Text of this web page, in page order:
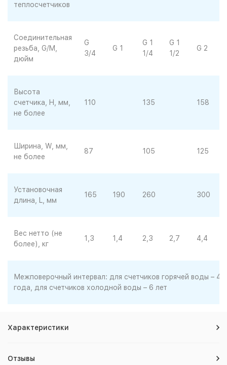
теплосчетчиков
Соединительная
резьба, G/M,
дюйм
G
3/4
G 1
G 1
1/4
G 1
1/2
G 2
Высота
счетчика, H, мм,
не более
110 135 158
Ширина, W, мм,
не более
87 105 125
Установочная
длина, L, мм
165 190 260 300
Вес нетто (не
более), кг
1,3 1,4 2,3 2,7 4,4
Межповерочный интервал: для счетчиков горячей воды – 4
года, для счетчиков холодной воды – 6 лет
Характеристики
Отзывы